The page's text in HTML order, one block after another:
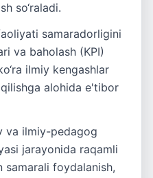
so‘raladi.
samaradorligini
va baholash (KPI)
ilmiy kengashlar
alohida e'tibor
va ilmiy-pedagog
jarayonida raqamli
samarali foydalanish,